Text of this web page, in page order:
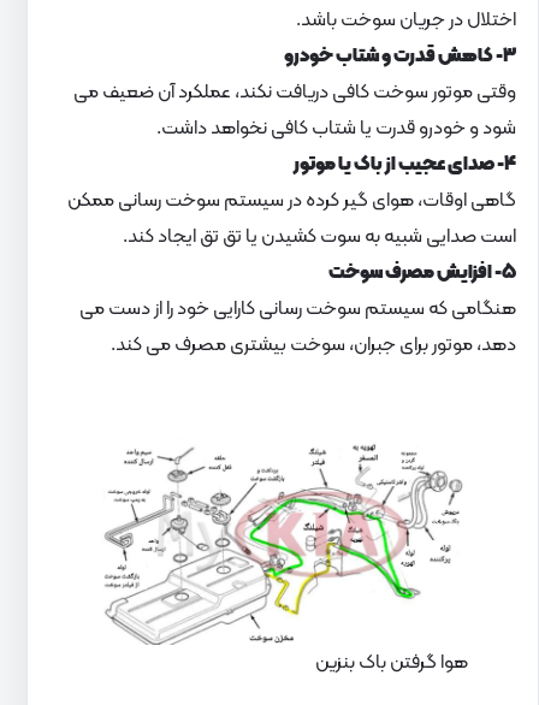
اختلال در جریان سوخت باشد.
۳- کاهش قدرت و شتاب خودرو
وقتی موتور سوخت کافی دریافت نکند، عملکرد آن ضعیف می
شود و خودرو قدرت یا شتاب کافی نخواهد داشت.
۴- صدای عجیب از باک یا موتور
گاهی اوقات، هوای گیر کرده در سیستم سوخت رسانی ممکن
است صدایی شبیه به سوت کشیدن یا تق تق ایجاد کند.
۵- افزایش مصرف سوخت
هنگامی که سیستم سوخت رسانی کارایی خود را از دست می
دهد، موتور برای جبران، سوخت بیشتری مصرف می کند.
هوا گرفتن باک بنزین